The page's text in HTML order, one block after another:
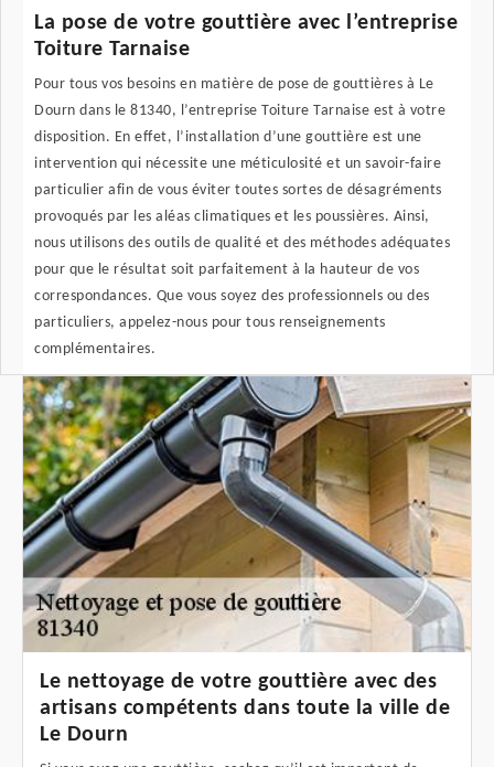
La pose de votre gouttière avec l’entreprise
Toiture Tarnaise
Pour tous vos besoins en matière de pose de gouttières à Le
Dourn dans le 81340, l’entreprise Toiture Tarnaise est à votre
disposition. En effet, l’installation d’une gouttière est une
intervention qui nécessite une méticulosité et un savoir-faire
particulier afin de vous éviter toutes sortes de désagréments
provoqués par les aléas climatiques et les poussières. Ainsi,
nous utilisons des outils de qualité et des méthodes adéquates
pour que le résultat soit parfaitement à la hauteur de vos
correspondances. Que vous soyez des professionnels ou des
particuliers, appelez-nous pour tous renseignements
complémentaires.
Le nettoyage de votre gouttière avec des
artisans compétents dans toute la ville de
Le Dourn